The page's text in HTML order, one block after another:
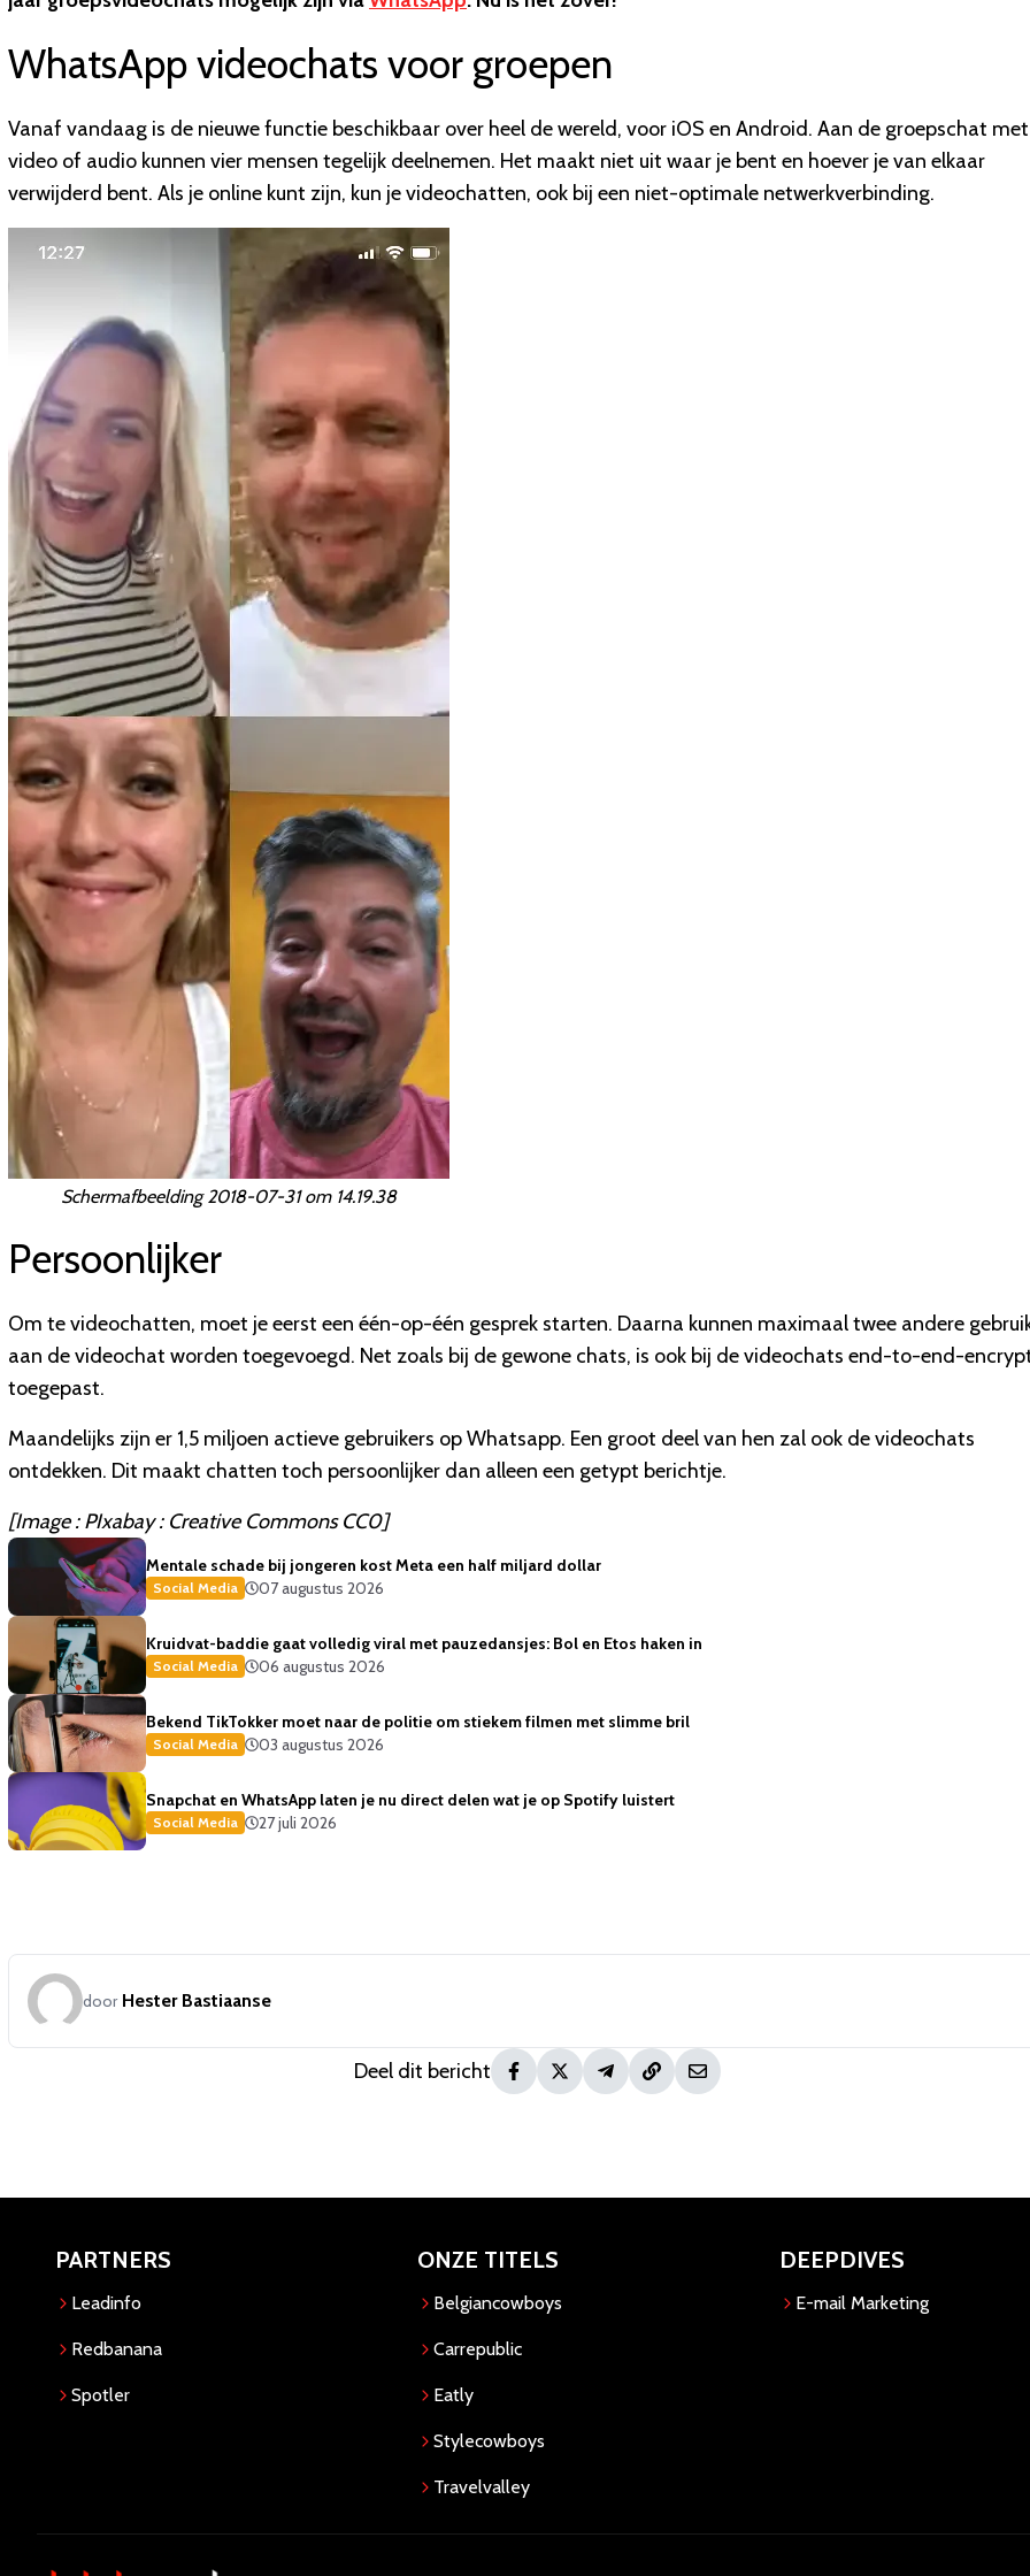
WhatsApp videochats voor groepen
Vanaf vandaag is de nieuwe functie beschikbaar over heel de wereld, voor iOS en Android. Aan de groepschat met
video of audio kunnen vier mensen tegelijk deelnemen. Het maakt niet uit waar je bent en hoever je van elkaar
verwijderd bent. Als je online kunt zijn, kun je videochatten, ook bij een niet-optimale netwerkverbinding.
Schermafbeelding 2018-07-31 om 14.19.38
Persoonlijker
Om te videochatten, moet je eerst een één-op-één gesprek starten. Daarna kunnen maximaal twee andere
aan de videochat worden toegevoegd. Net zoals bij de gewone chats, is ook bij de videochats end-to-end-
toegepast.
Maandelijks zijn er 1,5 miljoen actieve gebruikers op Whatsapp. Een groot deel van hen zal ook de videochats
ontdekken. Dit maakt chatten toch persoonlijker dan alleen een getypt berichtje.
[Image : PIxabay : Creative Commons CC0]
Mentale schade bij jongeren kost Meta een half miljard dollar
Social Media 07 augustus 2026
Kruidvat-baddie gaat volledig viral met pauzedansjes: Bol en Etos haken in
Social Media 06 augustus 2026
Bekend TikTokker moet naar de politie om stiekem filmen met slimme bril
Social Media 03 augustus 2026
Snapchat en WhatsApp laten je nu direct delen wat je op Spotify luistert
Social Media 27 juli 2026
door Hester Bastiaanse
Deel dit bericht
PARTNERS
Leadinfo
Redbanana
Spotler
ONZE TITELS
Belgiancowboys
Carrepublic
Eatly
Stylecowboys
Travelvalley
DEEPDIVES
E-mail Marketing